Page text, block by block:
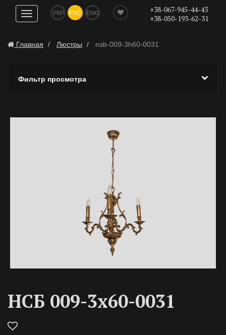
Показать
навигацию
УКР РУС ENG
+38-067-945-44-43
+38-050-193-62-31
Главная Люстры nsb-009-3h60-0031
Фильтр просмотра
НСБ 009-3х60-0031